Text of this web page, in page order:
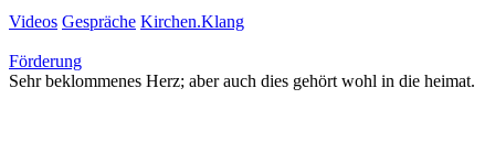
Videos Gespräche Kirchen.Klang
Förderung
Sehr beklommenes Herz; aber auch dies gehört wohl in die heimat.